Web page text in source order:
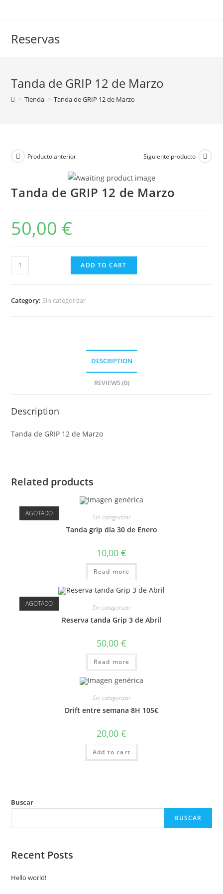
Reservas
Tanda de GRIP 12 de Marzo
> Tienda > Tanda de GRIP 12 de Marzo
Producto anterior Siguiente producto
Tanda de GRIP 12 de Marzo
50,00 €
Tanda
de
12
ADD TO CART
Category: Sin categorizar
DESCRIPTION
REVIEWS (0)
Description
Tanda de GRIP 12 de Marzo
Related products
AGOTADO Sin categorizar
Tanda grip día 30 de Enero
10,00 €
Read more
AGOTADO Sin categorizar
Reserva tanda Grip 3 de Abril
50,00 €
Read more
Sin categorizar
Drift entre semana 8H 105€
20,00 €
Add to cart
Buscar
BUSCAR
Recent Posts
Hello world!